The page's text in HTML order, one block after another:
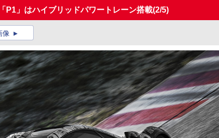
P1」はハイブリッドパワートレーン搭載(2/5)
像